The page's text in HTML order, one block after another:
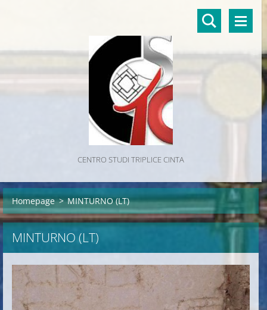
CENTRO STUDI TRIPLICE CINTA
Homepage > MINTURNO (LT)
MINTURNO (LT)